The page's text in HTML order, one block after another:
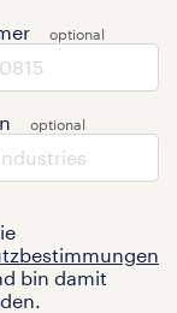
bin damit